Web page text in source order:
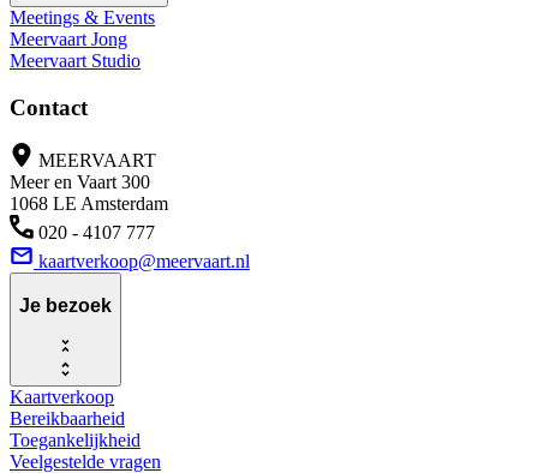
Meetings & Events
Meervaart Jong
Meervaart Studio
Contact
MEERVAART
Meer en Vaart 300
1068 LE Amsterdam
020 - 4107 777
kaartverkoop@meervaart.nl
Je bezoek
Kaartverkoop
Bereikbaarheid
Toegankelijkheid
Veelgestelde vragen